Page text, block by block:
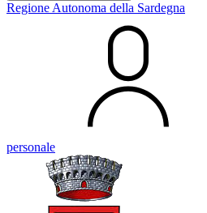
Regione Autonoma della Sardegna
personale